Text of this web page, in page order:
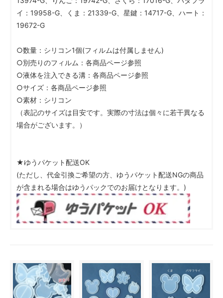
イ：19958-G、くま：21339-G、星鍵：14717-G、ハート：
19672-G
○数量：シリコン1個(フィルムは付属しません)
○別売りのフィルム：各商品ページ参照
○液体を注入できる溝：各商品ページ参照
○サイズ：各商品ページ参照
○素材：シリコン
（表記のサイズは目安です。実際の寸法は個々に若干異なる
場合がございます。）
★ゆうパケット配送OK
(ただし、代金引換ご希望の方、ゆうパケット配送NGの商品
が含まれる場合はゆうパックでのお届けとなります。)